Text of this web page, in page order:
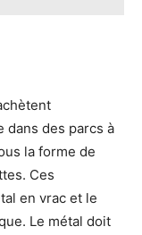
dans des parcs à
la forme de
Ces
en vrac et le
Le métal doit